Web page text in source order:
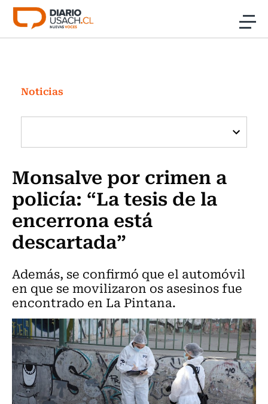
Click acá para ir directamente al contenido
Investigación
Cultura
Programas Radio y TV Usach
Noticias
Monsalve por crimen a
policía: “La tesis de la
encerrona está
descartada”
Además, se confirmó que el automóvil
en que se movilizaron os asesinos fue
encontrado en La Pintana.